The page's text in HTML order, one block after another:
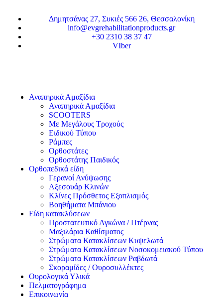
Δημητσάνας 27, Συκιές 566 26, Θεσσαλονίκη
info@evgrehabilitationproducts.gr
+30 2310 38 37 47
VIber
Αναπηρικά Αμαξίδια
Αναπηρικά Αμαξίδια
SCOOTERS
Με Μεγάλους Τροχούς
Ειδικού Τύπου
Ράμπες
Ορθοστάτες
Ορθοστάτης Παιδικός
Ορθοπεδικά είδη
Γερανοί Ανύψωσης
Αξεσουάρ Κλινών
Κλίνες Πρόσθετος Εξοπλισμός
Βοηθήματα Μπάνιου
Είδη κατακλύσεων
Προστατευτικό Αγκώνα / Πτέρνας
Μαξιλάρια Καθίσματος
Στρώματα Κατακλίσεων Κυψελωτά
Στρώματα Κατακλίσεων Νοσοκομειακού Τύπου
Στρώματα Κατακλίσεων Ραβδωτά
Σκοραμίδες / Ουροσυλλέκτες
Ουρολογικά Υλικά
Πελματογράφημα
Επικοινωνία